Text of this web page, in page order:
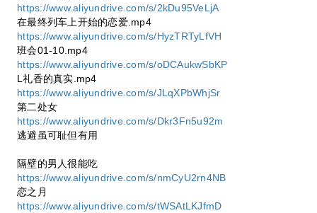
https://www.aliyundrive.com/s/2kDu95VeLjA
在最终列车上开始的恋爱.mp4
https://www.aliyundrive.com/s/HyzTRTyLfVH
班会01-10.mp4
https://www.aliyundrive.com/s/oDCAukwSbKP
L礼香的真实.mp4
https://www.aliyundrive.com/s/JLqXPbWhjSr
第二处女
https://www.aliyundrive.com/s/Dkr3Fn5u92m
逃避虽可耻但有用
隔壁的男人很能吃
https://www.aliyundrive.com/s/nmCyU2rn4NB
恋之月
https://www.aliyundrive.com/s/tWSAtLKJfmD